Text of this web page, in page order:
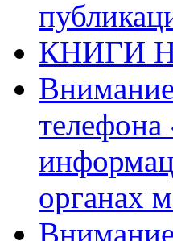
КНИГИ
органах